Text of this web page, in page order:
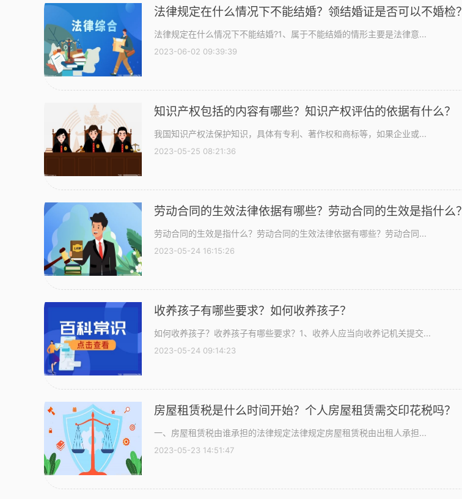
法律规定在什么情况下不能结婚？领结婚证是否可以不婚检？
法律规定在什么情况下不能结婚?1、属于不能结婚的情形主要是法律意...
2023-06-02 09:39:39
知识产权包括的内容有哪些？知识产权评估的依据有什么？
我国知识产权法保护知识，具体有专利、著作权和商标等，如果企业或...
2023-05-25 08:21:36
劳动合同的生效法律依据有哪些？劳动合同的生效是指什么？
劳动合同的生效是指什么？劳动合同的生效法律依据有哪些？劳动合同...
2023-05-24 16:15:26
收养孩子有哪些要求？如何收养孩子？
如何收养孩子？收养孩子有哪些要求？1、收养人应当向收养记机关提交...
2023-05-24 09:14:23
房屋租赁税是什么时间开始？个人房屋租赁需交印花税吗？
一、房屋租赁税由谁承担的法律规定法律规定房屋租赁税由出租人承担...
2023-05-23 14:51:47